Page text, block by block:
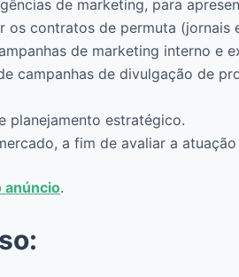
de marketing, para
os contratos de permuta (jornais
de marketing interno e
campanhas de divulgação de
planejamento estratégico.
a fim de avaliar a
anúncio.